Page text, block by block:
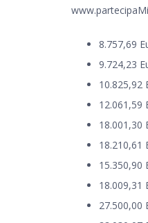
8.757,69
9.724,23
10.825,92
12.061,59
18.001,30
18.210,61
15.350,90
18.009,31
27.500,00